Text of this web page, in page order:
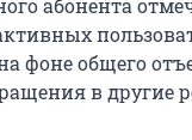
абонента
фоне общего
в другие